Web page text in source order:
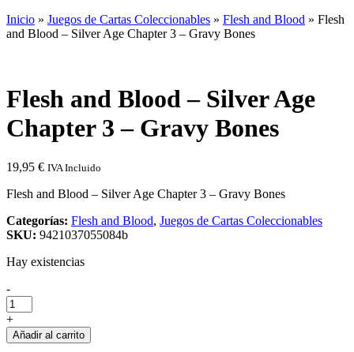
Inicio » Juegos de Cartas Coleccionables » Flesh and Blood » Flesh
and Blood – Silver Age Chapter 3 – Gravy Bones
Flesh and Blood – Silver Age
Chapter 3 – Gravy Bones
19,95 € IVA Incluido
Flesh and Blood – Silver Age Chapter 3 – Gravy Bones
Categorías: Flesh and Blood, Juegos de Cartas Coleccionables
SKU: 9421037055084b
Hay existencias
Cantidad
de
Flesh
and
Blood
-
+
Añadir al carrito